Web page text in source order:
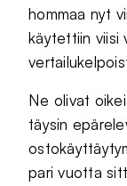
hommaa nyt
käytettiin viisi
Ne olivat
täysin
pari vuotta